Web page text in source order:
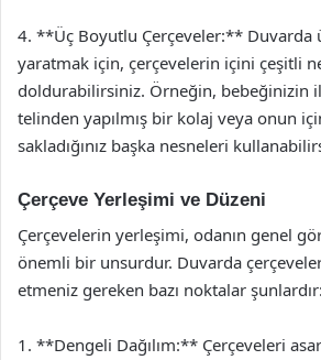
4. **Üç Boyutlu Çerçeveler:** Duvarda
yaratmak için, çerçevelerin içini çeşitli
doldurabilirsiniz. Örneğin, bebeğinizin
telinden yapılmış bir kolaj veya onun
sakladığınız başka nesneleri
Çerçeve Yerleşimi ve Düzeni
Çerçevelerin yerleşimi, odanın genel
önemli bir unsurdur. Duvarda
etmeniz gereken bazı noktalar şunlardır:
1. **Dengeli Dağılım:** Çerçeveleri